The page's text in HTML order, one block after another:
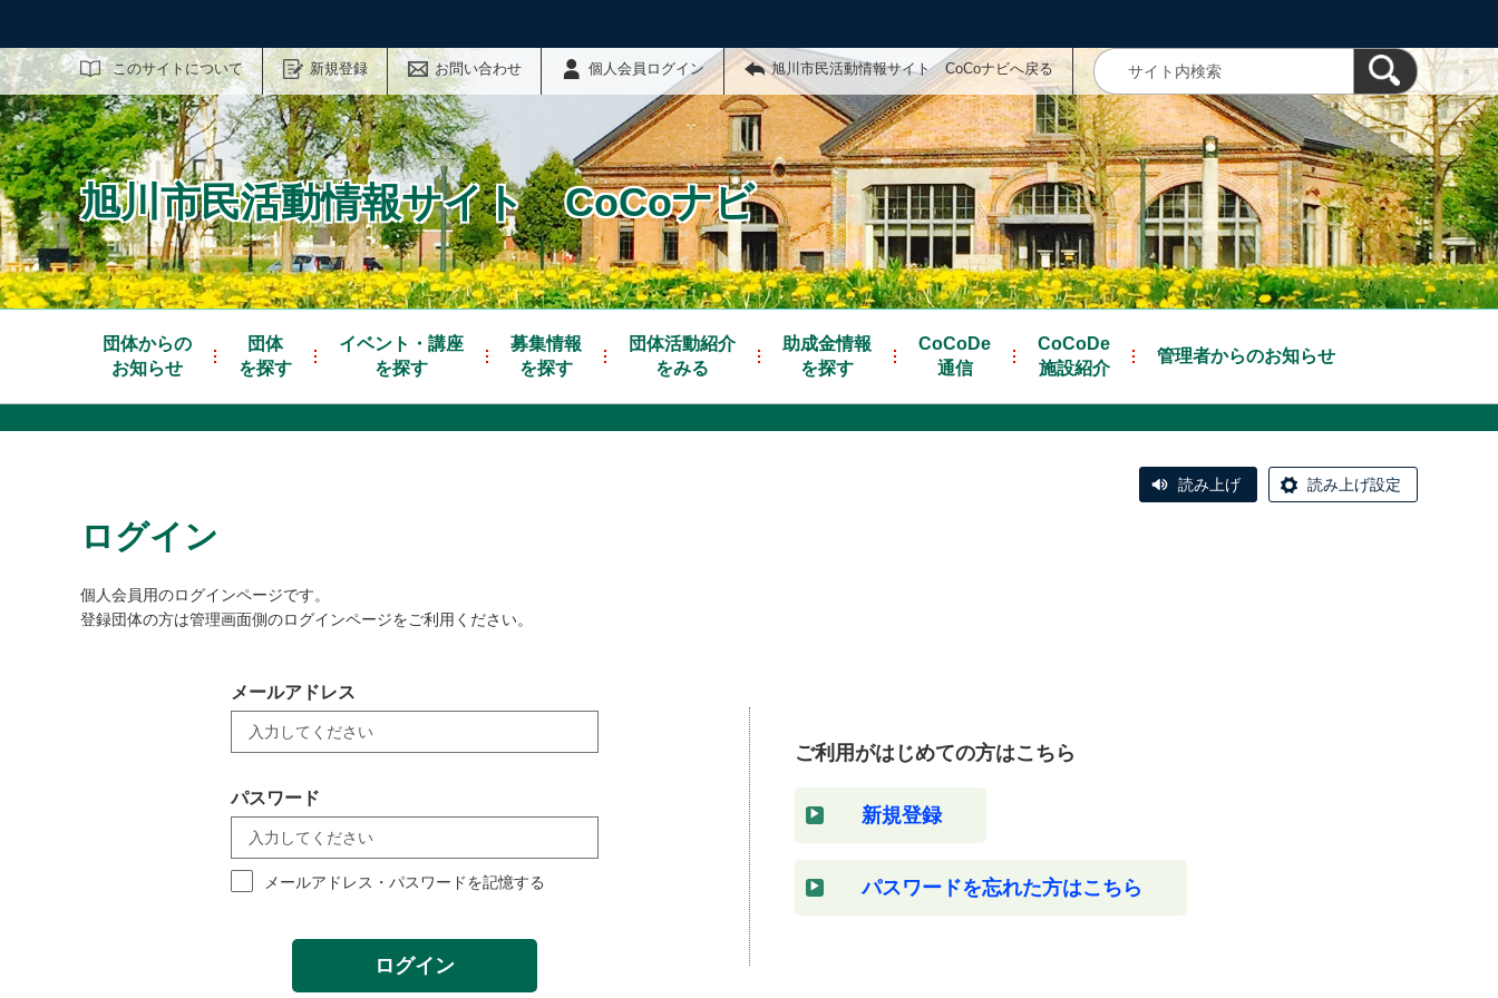
このサイトについて 新規登録 お問い合わせ 個人会員ログイン 旭川市民活動情報サイト CoCoナビへ戻る
サイト内検索
旭川市民活動情報サイト CoCoナビ
団体からの
お知らせ
団体
を探す
イベント・講座
を探す
募集情報
を探す
団体活動紹介
をみる
助成金情報
を探す
CoCoDe
通信
CoCoDe
施設紹介
管理者からのお知らせ
読み上げ 読み上げ設定
ログイン
個人会員用のログインページです。
登録団体の方は管理画面側のログインページをご利用ください。
メールアドレス
パスワード
メールアドレス・パスワードを記憶する
ログイン
ご利用がはじめての方はこちら
新規登録
パスワードを忘れた方はこちら